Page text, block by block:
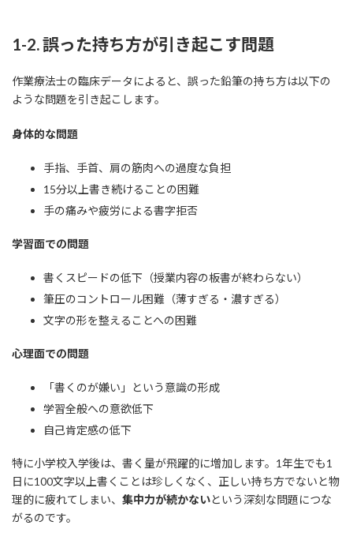
1-2. 誤った持ち方が引き起こす問題
作業療法士の臨床データによると、誤った鉛筆の持ち方は以下の
ような問題を引き起こします。
身体的な問題
手指、手首、肩の筋肉への過度な負担
15分以上書き続けることの困難
手の痛みや疲労による書字拒否
学習面での問題
書くスピードの低下（授業内容の板書が終わらない）
筆圧のコントロール困難（薄すぎる・濃すぎる）
文字の形を整えることへの困難
心理面での問題
「書くのが嫌い」という意識の形成
学習全般への意欲低下
自己肯定感の低下
特に小学校入学後は、書く量が飛躍的に増加します。1年生でも1
日に100文字以上書くことは珍しくなく、正しい持ち方でないと物
理的に疲れてしまい、 集中力が続かないという深刻な問題につな
がるのです。